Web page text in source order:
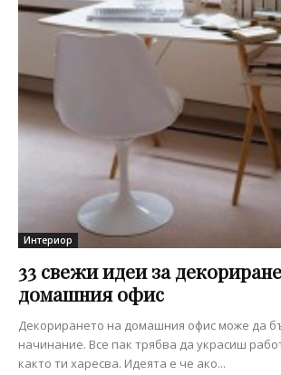
Интериор
33 свежи идеи за
домашния офис
Декорирането на домашния офис може да
начинание. Все пак трябва да украсиш
както ти харесва. Идеята е че ако...